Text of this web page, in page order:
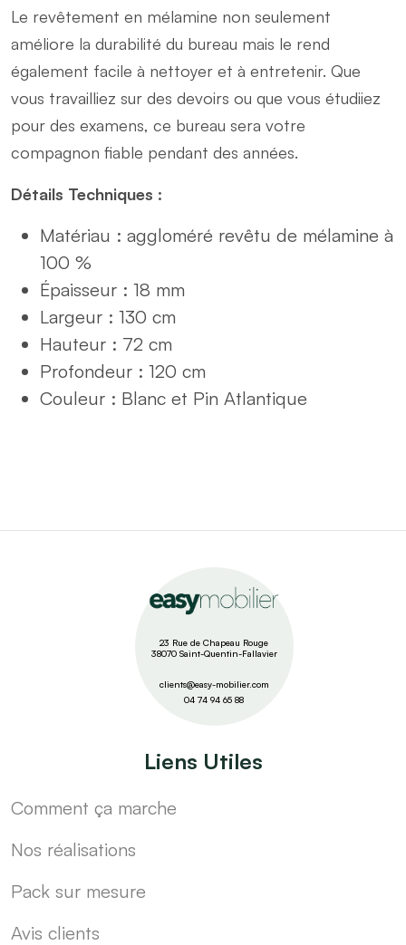
Le revêtement en mélamine non seulement
améliore la durabilité du bureau mais le rend
également facile à nettoyer et à entretenir. Que
vous travailliez sur des devoirs ou que vous étudiiez
pour des examens, ce bureau sera votre
compagnon fiable pendant des années.
Détails Techniques :
Matériau : aggloméré revêtu de mélamine à
100 %
Épaisseur : 18 mm
Largeur : 130 cm
Hauteur : 72 cm
Profondeur : 120 cm
Couleur : Blanc et Pin Atlantique
23 Rue de Chapeau Rouge
38070 Saint-Quentin-Fallavier
clients@easy-mobilier.com
04 74 94 65 88
Liens Utiles
Comment ça marche
Nos réalisations
Pack sur mesure
Avis clients